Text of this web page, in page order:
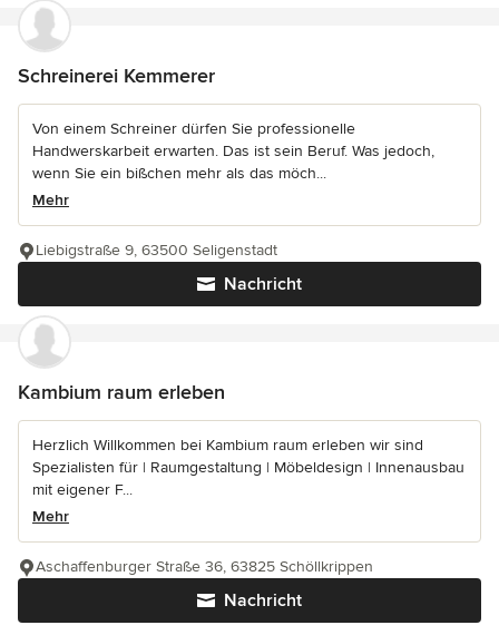
Schreinerei Kemmerer
Von einem Schreiner dürfen Sie professionelle
Handwerskarbeit erwarten. Das ist sein Beruf. Was jedoch,
wenn Sie ein bißchen mehr als das möch...
Mehr
Nachricht
Liebigstraße 9, 63500 Seligenstadt
Kambium raum erleben
Herzlich Willkommen bei Kambium raum erleben wir sind
Spezialisten für | Raumgestaltung | Möbeldesign | Innenausbau
mit eigener F...
Mehr
Nachricht
Aschaffenburger Straße 36, 63825 Schöllkrippen